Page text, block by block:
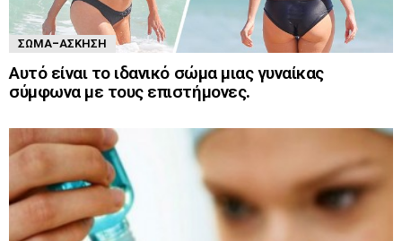
ΣΏΜΑ-ΆΣΚΗΣΗ
Αυτό είναι το ιδανικό σώμα μιας γυναίκας
σύμφωνα με τους επιστήμονες.